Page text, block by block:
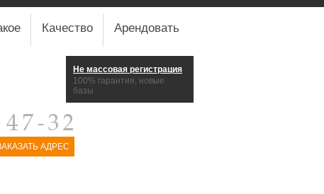
Качество Арендовать
АДРЕС
Не массовая регистрация
100% гарантия, новые
базы